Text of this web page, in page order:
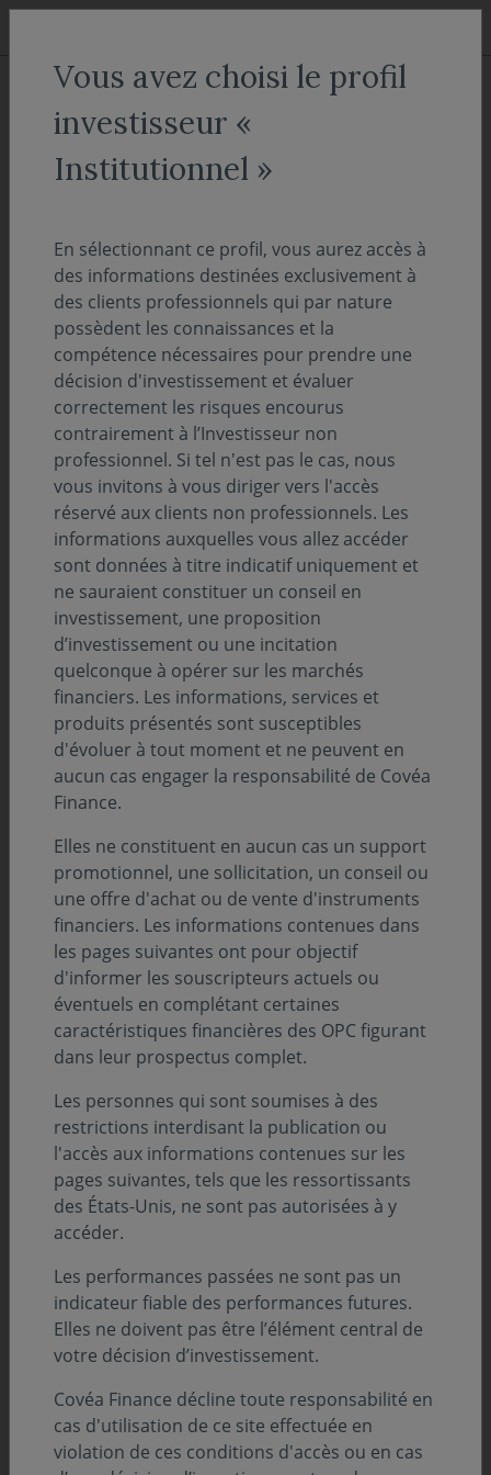
Aller au menu
Aller au contenu
COVEA FINANCE
Engagements et ESG
Politique d'engagement actionnarial
Politique d'engagement
Nous considérons le dialogue direct avec les
entreprises comme un axe primordial de
promotion d'une meilleure gouvernance et de
pratiques plus responsables.
Nous orientons notre démarche d'engagement avec les
entreprises vers les sociétés considérées comme «
coeur », c'est à dire constituant la base de nos
investissements de long terme, et vers les entreprises
susceptibles d'être incluses dans les fonds à
thématique environnementale. Cette démarche
d’engagement actionnarial se veut constructive et a
pour objectif de confronter les entreprises aux enjeux
qui sont les plus matériels pour elles et pour leur
secteur, tout en leur faisant prendre conscience de la
nécessité d’accroître leur niveau de transparence sur
les sujets extra-financiers.
L’ensemble de ces dialogues reposent sur une analyse
de la performance sociale, environnementale et de
gouvernance des entreprises, de leur conformité aux
règlementations en vigueur ou à venir et permettent,
, de définir les opportunités, les axes de
développement et les risques qui gravitent autour d’un
émetteur.
Le vote aux Assemblées Générales
L’objectif de l’Assemblée Générale est de permettre un
dialogue entre les actionnaires et le management. Ainsi
l’AG représente le cadre privilégié et prévu par la loi de
l’engagement et de la démocratie actionnariale.
Nous votons à l’intégralité des Assemblées Générales
des sociétés identifiées comme prioritaires dans notre
périmètre de vote et exerçons parfois un vote négatif.
Un vote négatif correspond à un vote d’opposition,
c’est-à-dire à un vote « contre » une résolution agréée
par le conseil d’administration, mais aussi à un vote «
Vous avez choisi le profil
investisseur «
Institutionnel »
En sélectionnant ce profil, vous aurez accès à
des informations destinées exclusivement à
des clients professionnels qui par nature
possèdent les connaissances et la
compétence nécessaires pour prendre une
décision d'investissement et évaluer
correctement les risques encourus
contrairement à l’Investisseur non
professionnel. Si tel n'est pas le cas, nous
vous invitons à vous diriger vers l'accès
réservé aux clients non professionnels. Les
informations auxquelles vous allez accéder
sont données à titre indicatif uniquement et
ne sauraient constituer un conseil en
investissement, une proposition
d’investissement ou une incitation
quelconque à opérer sur les marchés
financiers. Les informations, services et
produits présentés sont susceptibles
d'évoluer à tout moment et ne peuvent en
aucun cas engager la responsabilité de Covéa
Finance.
Elles ne constituent en aucun cas un support
promotionnel, une sollicitation, un conseil ou
une offre d'achat ou de vente d'instruments
financiers. Les informations contenues dans
les pages suivantes ont pour objectif
d'informer les souscripteurs actuels ou
éventuels en complétant certaines
caractéristiques financières des OPC figurant
dans leur prospectus complet.
Les personnes qui sont soumises à des
restrictions interdisant la publication ou
l'accès aux informations contenues sur les
pages suivantes, tels que les ressortissants
des États-Unis, ne sont pas autorisées à y
accéder.
Les performances passées ne sont pas un
indicateur fiable des performances futures.
Elles ne doivent pas être l’élément central de
votre décision d’investissement.
Covéa Finance décline toute responsabilité en
cas d'utilisation de ce site effectuée en
violation de ces conditions d'accès ou en cas